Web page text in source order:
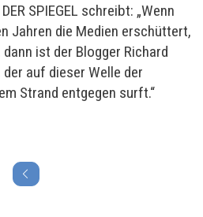
SPIEGEL schreibt: „Wenn
Jahren die Medien erschüttert,
ist der Blogger Richard
auf dieser Welle der
Strand entgegen surft.“